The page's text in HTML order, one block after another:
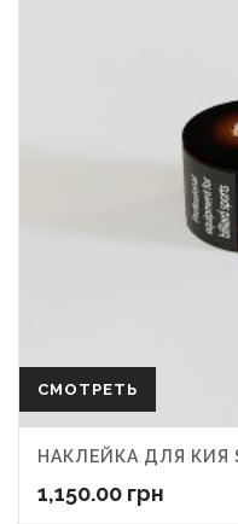
СМОТРЕТЬ
НАКЛЕЙКА ДЛЯ КИЯ
1,150.00 грн